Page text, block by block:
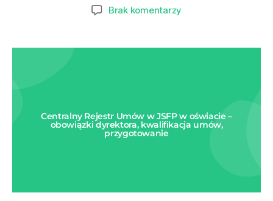
Brak komentarzy
Centralny Rejestr Umów w JSFP w oświacie –
obowiązki dyrektora, kwalifikacja umów,
przygotowanie